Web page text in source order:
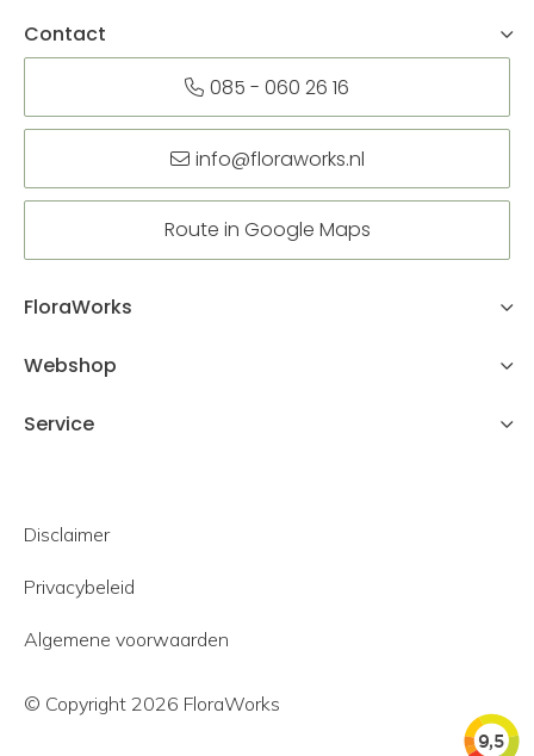
Contact
085 - 060 26 16
info@floraworks.nl
Route in Google Maps
FloraWorks
Webshop
Service
Disclaimer
Privacybeleid
Algemene voorwaarden
© Copyright 2026 FloraWorks